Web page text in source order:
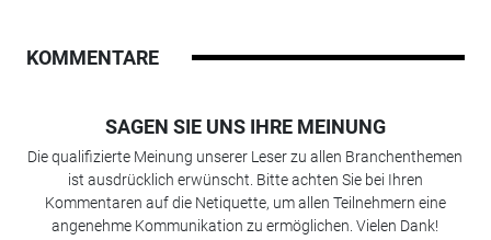
KOMMENTARE
SAGEN SIE UNS IHRE MEINUNG
Die qualifizierte Meinung unserer Leser zu allen Branchenthemen
ist ausdrücklich erwünscht. Bitte achten Sie bei Ihren
Kommentaren auf die Netiquette, um allen Teilnehmern eine
angenehme Kommunikation zu ermöglichen. Vielen Dank!